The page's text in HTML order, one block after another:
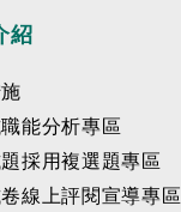
紹
能分析專區
採用複選題專區
線上評閱宣導專區